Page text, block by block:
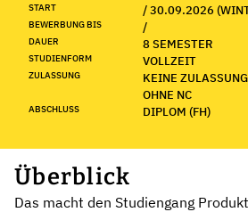
START / 30.09.2026
BEWERBUNG BIS /
DAUER 8 SEMESTER
STUDIENFORM VOLLZEIT
ZULASSUNG
KEINE
OHNE NC
ABSCHLUSS DIPLOM (FH)
Überblick
Das macht den Studiengang